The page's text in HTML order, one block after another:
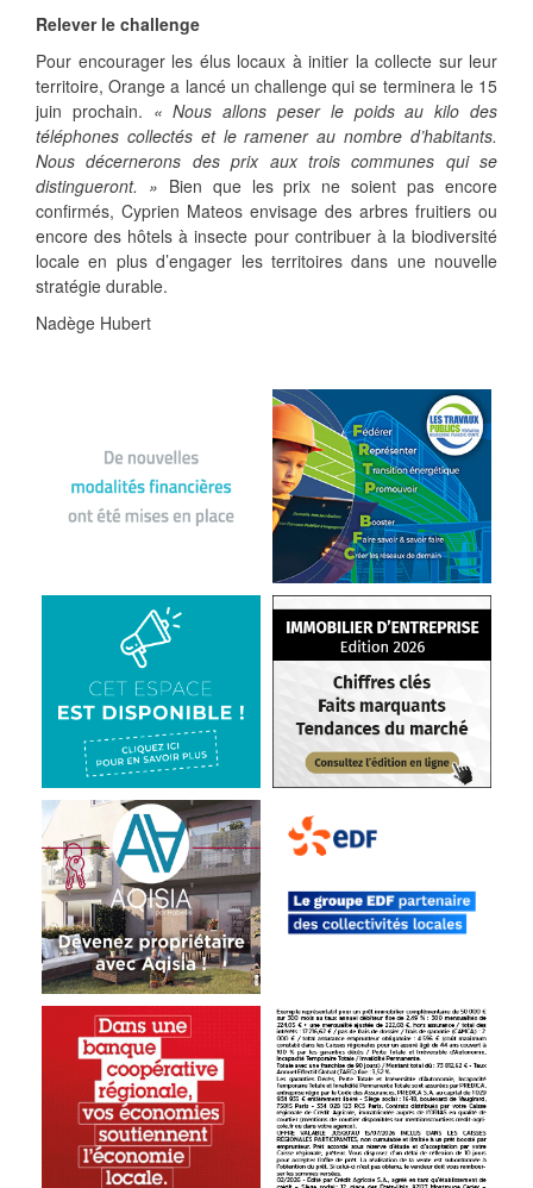
Relever le challenge
Pour encourager les élus locaux à initier la collecte sur leur
territoire, Orange a lancé un challenge qui se terminera le 15
juin prochain. « Nous allons peser le poids au kilo des
téléphones collectés et le ramener au nombre d’habitants.
Nous décernerons des prix aux trois communes qui se
distingueront. » Bien que les prix ne soient pas encore
confirmés, Cyprien Mateos envisage des arbres fruitiers ou
encore des hôtels à insecte pour contribuer à la biodiversité
locale en plus d’engager les territoires dans une nouvelle
stratégie durable.
Nadège Hubert